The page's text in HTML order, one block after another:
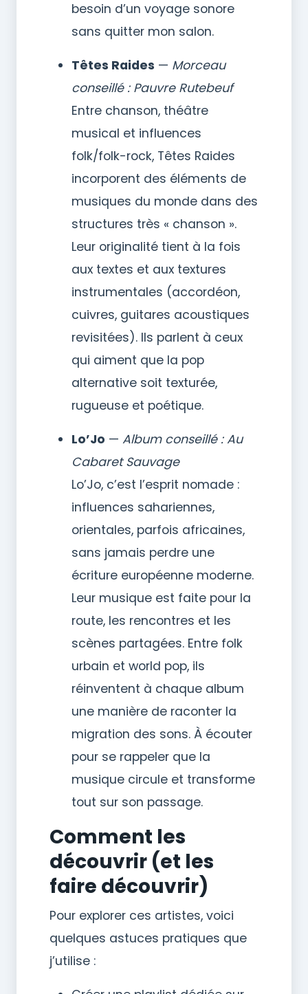
besoin d’un voyage sonore
sans quitter mon salon.
Têtes Raides — Morceau
conseillé : Pauvre Rutebeuf
Entre chanson, théâtre
musical et influences
folk/folk-rock, Têtes Raides
incorporent des éléments de
musiques du monde dans des
structures très « chanson ».
Leur originalité tient à la fois
aux textes et aux textures
instrumentales (accordéon,
cuivres, guitares acoustiques
revisitées). Ils parlent à ceux
qui aiment que la pop
alternative soit texturée,
rugueuse et poétique.
Lo’Jo — Album conseillé : Au
Cabaret Sauvage
Lo’Jo, c’est l’esprit nomade :
influences sahariennes,
orientales, parfois africaines,
sans jamais perdre une
écriture européenne moderne.
Leur musique est faite pour la
route, les rencontres et les
scènes partagées. Entre folk
urbain et world pop, ils
réinventent à chaque album
une manière de raconter la
migration des sons. À écouter
pour se rappeler que la
musique circule et transforme
tout sur son passage.
Comment les
découvrir (et les
faire découvrir)
Pour explorer ces artistes, voici
quelques astuces pratiques que
j’utilise :